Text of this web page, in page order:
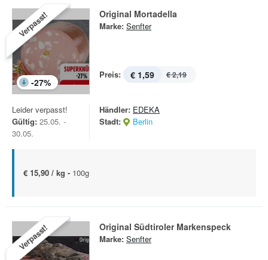
Verpasst!
-27%
Original Mortadella
Marke: Senfter
Preis: € 1,59 € 2,19
Leider verpasst!
Gültig: 25.05. -
30.05.
Händler: EDEKA
Stadt:
Berlin
€ 15,90 / kg - 100g
Verpasst! Original Südtiroler Markenspeck
Marke: Senfter